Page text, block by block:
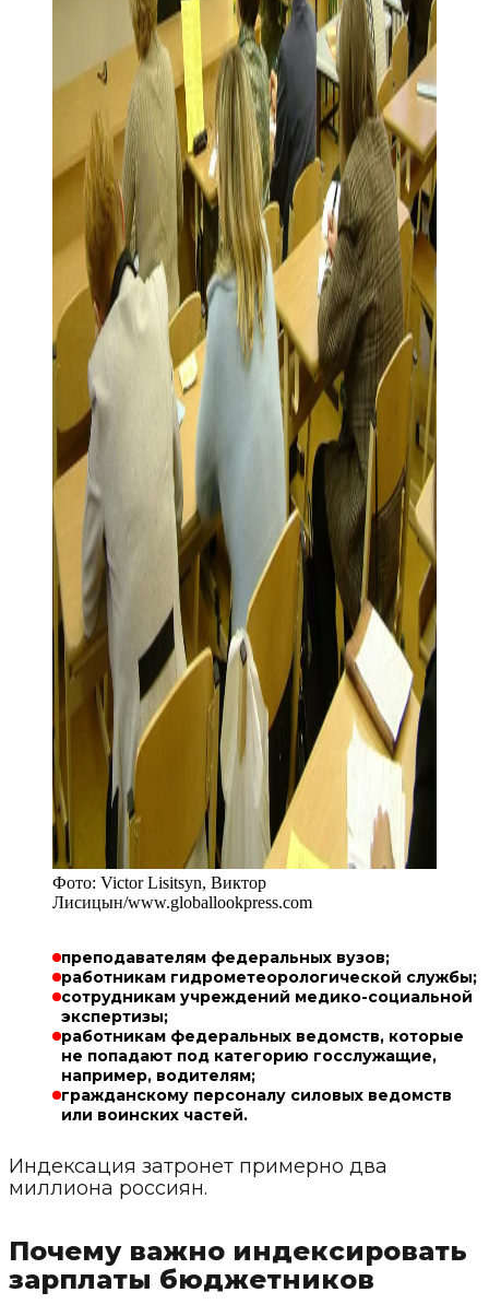
Фото: Victor Lisitsyn, Виктор
Лисицын/www.globallookpress.com
преподавателям федеральных вузов;
работникам гидрометеорологической службы;
сотрудникам учреждений медико-социальной
экспертизы;
работникам федеральных ведомств, которые
не попадают под категорию госслужащие,
например, водителям;
гражданскому персоналу силовых ведомств
или воинских частей.
Индексация затронет примерно два
миллиона россиян.
Почему важно индексировать
зарплаты бюджетников